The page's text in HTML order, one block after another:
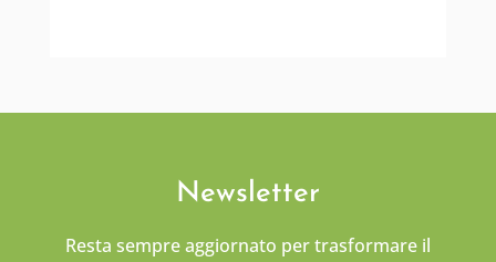
Newsletter
Resta sempre aggiornato per trasformare il